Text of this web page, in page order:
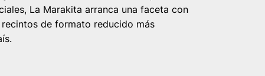
La Marakita arranca una faceta con
de formato reducido más